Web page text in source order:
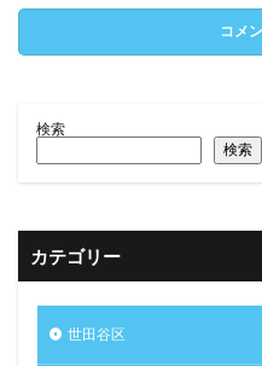
検索
検索
カテゴリー
世田谷区